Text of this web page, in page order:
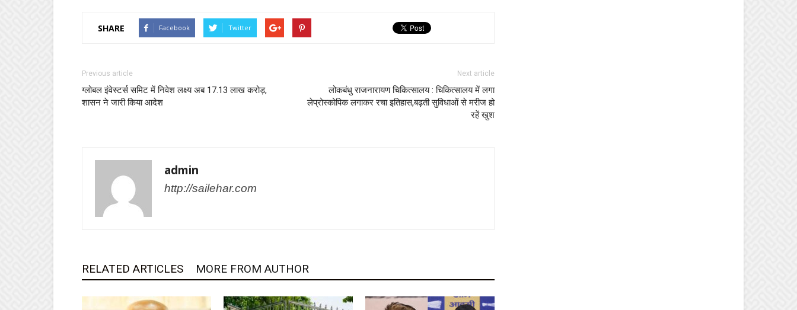
SHARE Facebook Twitter
Previous article
ग्लोबल इंवेस्टर्स समिट में निवेश लक्ष्य अब 17.13 लाख करोड़,
शासन ने जारी किया आदेश
Next article
लोकबंधु राजनारायण चिकित्सालय : चिकित्सालय में लगा
लेप्रोस्कोपिक लगाकर रचा इतिहास,बढ़ती सुविधाओं से मरीज हो
रहें खुश
admin
http://sailehar.com
RELATED ARTICLES MORE FROM AUTHOR